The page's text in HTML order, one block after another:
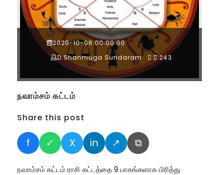
2020-10-06 00:00:00
D.Shanmuga Sundaram
243
நவாம்சம் கட்டம்
Share this post
f ✓ X in ↗ ⧉
நவாம்சம் கட்டம் ராசி கட்டத்தை 9 பாகங்களாக பிரித்து